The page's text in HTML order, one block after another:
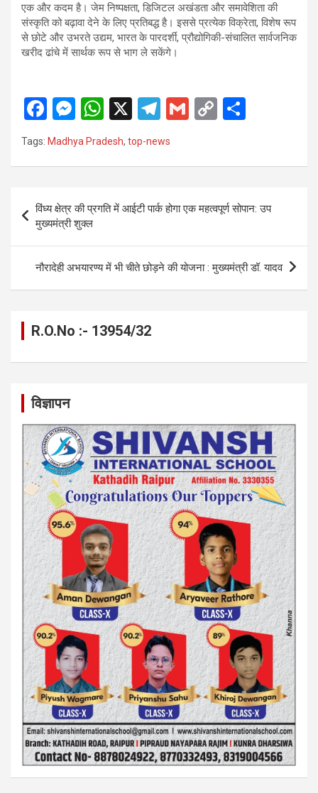
एक और कदम है। जेम निष्पक्षता, डिजिटल अखंडता और समावेशिता की
संस्कृति को बढ़ावा देने के लिए प्रतिबद्ध है। इससे प्रत्येक विक्रेता, विशेष रूप
से छोटे और उभरते उद्यम, भारत के पारदर्शी, प्रौद्योगिकी-संचालित सार्वजनिक
खरीद ढांचे में सार्थक रूप से भाग ले सकेंगे।
F
a
ce
o
o
k
M
es
se
g
er
W
h
at
A
p
X
T
e
a
m
G
C
n
k
Tags: Madhya Pradesh, top-news
navigation
विंध्य क्षेत्र की प्रगति में आईटी पार्क होगा एक महत्वपूर्ण सोपान: उप
मुख्यमंत्री शुक्ल
नौरादेही अभयारण्य में भी चीते छोड़ने की योजना : मुख्यमंत्री डॉ. यादव
R.O.No :- 13954/32
विज्ञापन